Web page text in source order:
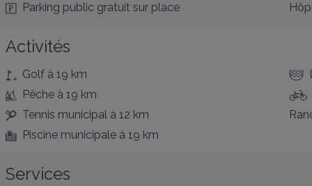
Parking public gratuit sur place
Activités
Golf à 19 km
Pêche à 19 km
Tennis municipal à 12 km
Piscine municipale à 19 km
Services